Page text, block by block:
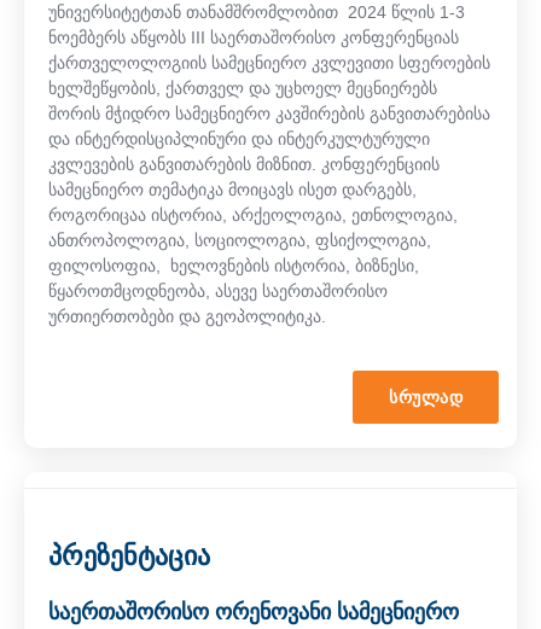
უნივერსიტეტთან თანამშრომლობით 2024 წლის 1-3
ნოემბერს აწყობს III საერთაშორისო კონფერენციას
ქართველოლოგიის სამეცნიერო კვლევითი სფეროების
ხელშეწყობის, ქართველ და უცხოელ მეცნიერებს
შორის მჭიდრო სამეცნიერო კავშირების განვითარებისა
და ინტერდისციპლინური და ინტერკულტურული
კვლევების განვითარების მიზნით. კონფერენციის
სამეცნიერო თემატიკა მოიცავს ისეთ დარგებს,
როგორიცაა ისტორია, არქეოლოგია, ეთნოლოგია,
ანთროპოლოგია, სოციოლოგია, ფსიქოლოგია,
ფილოსოფია, ხელოვნების ისტორია, ბიზნესი,
წყაროთმცოდნეობა, ასევე საერთაშორისო
ურთიერთობები და გეოპოლიტიკა.
ᲡᲠᲣᲚᲐᲓ
პრეზენტაცია
საერთაშორისო ორენოვანი სამეცნიერო